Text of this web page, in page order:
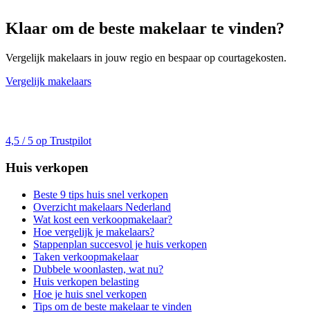
Klaar om de beste makelaar te vinden?
Vergelijk makelaars in jouw regio en bespaar op courtagekosten.
Vergelijk makelaars
4,5 / 5 op Trustpilot
Huis verkopen
Beste 9 tips huis snel verkopen
Overzicht makelaars Nederland
Wat kost een verkoopmakelaar?
Hoe vergelijk je makelaars?
Stappenplan succesvol je huis verkopen
Taken verkoopmakelaar
Dubbele woonlasten, wat nu?
Huis verkopen belasting
Hoe je huis snel verkopen
Tips om de beste makelaar te vinden